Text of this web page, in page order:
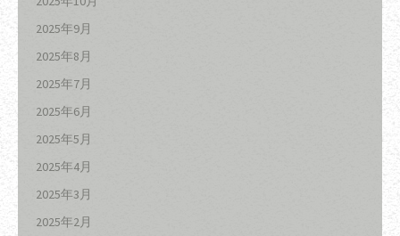
2025年9月
2025年8月
2025年7月
2025年6月
2025年5月
2025年4月
2025年3月
2025年2月